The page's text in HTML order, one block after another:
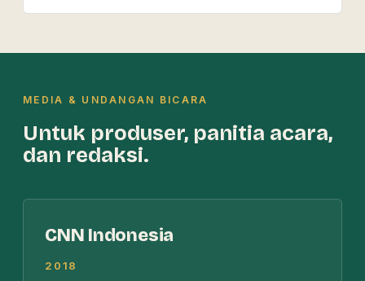
MEDIA & UNDANGAN BICARA
Untuk produser, panitia acara,
dan redaksi.
CNN Indonesia
2018